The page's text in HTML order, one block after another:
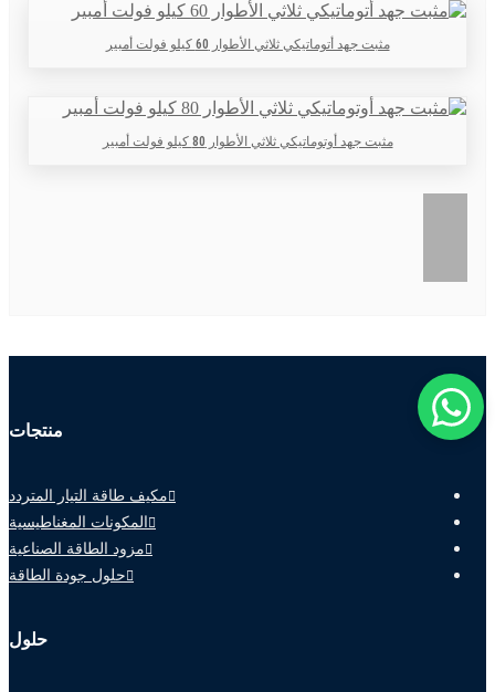
مثبت جهد أتوماتيكي ثلاثي الأطوار 60 كيلو فولت أمبير
مثبت جهد أوتوماتيكي ثلاثي الأطوار 80 كيلو فولت أمبير
منتجات
مكيف طاقة التيار المتردد
المكونات المغناطيسية
مزود الطاقة الصناعية
حلول جودة الطاقة
حلول